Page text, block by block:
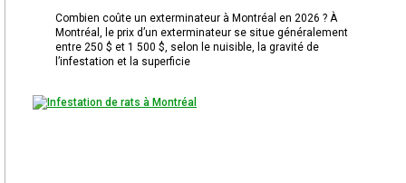
Combien coûte un exterminateur à Montréal en 2026 ? À
Montréal, le prix d’un exterminateur se situe généralement
entre 250 $ et 1 500 $, selon le nuisible, la gravité de
l’infestation et la superficie